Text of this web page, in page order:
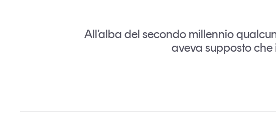
dell’economia a professionisti e consumatori
All’alba del secondo millennio
aveva supposto